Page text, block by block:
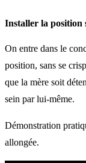
Installer la position
On entre dans le
position, sans se
que la mère soit
sein par lui-même.
Démonstration
allongée.